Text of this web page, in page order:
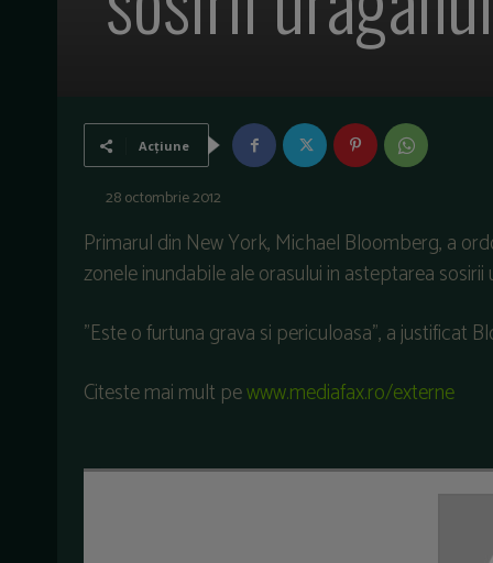
Acțiune
28 octombrie 2012
Primarul din New York, Michael Bloomberg, a
zonele inundabile ale orasului in asteptarea sosirii
"Este o furtuna grava si periculoasa", a justificat
Citeste mai mult pewww.mediafax.ro/externe